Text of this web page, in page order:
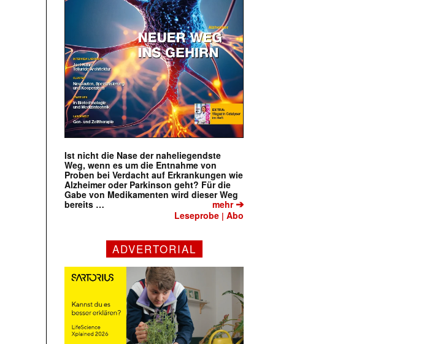
Ist nicht die Nase der naheliegendste
Weg, wenn es um die Entnahme von
Proben bei Verdacht auf Erkrankungen wie
Alzheimer oder Parkinson geht? Für die
Gabe von Medikamenten wird dieser Weg
bereits …
mehr➔
Leseprobe |Abo
ADVERTORIAL